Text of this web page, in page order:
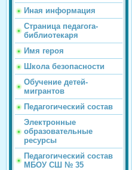
Иная информация
Страница педагога-
библиотекаря
Имя героя
Школа безопасности
Обучение детей-
мигрантов
Педагогический состав
Электронные
образовательные
ресурсы
Педагогический состав
МБОУ СШ № 35